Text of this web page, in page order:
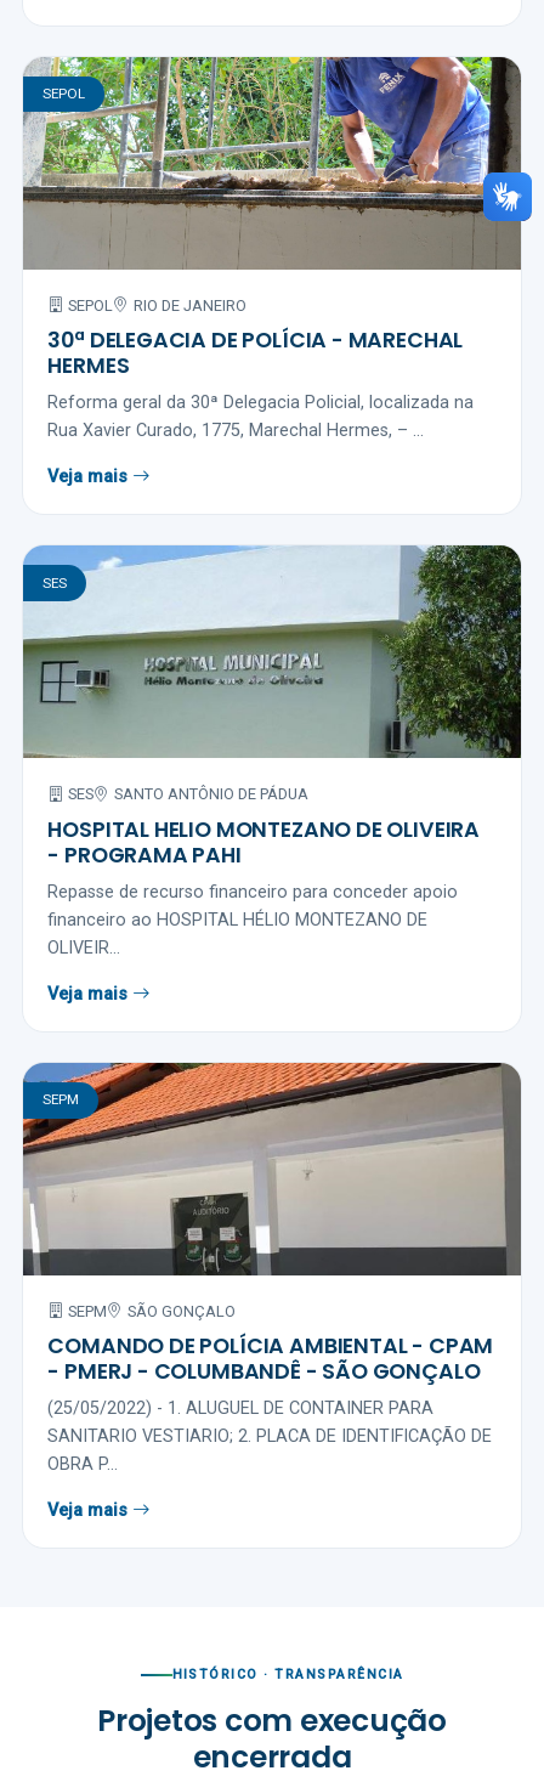
SEPOL
SEPOL RIO DE JANEIRO
30ª DELEGACIA DE POLÍCIA - MARECHAL
HERMES
Reforma geral da 30ª Delegacia Policial, localizada na
Rua Xavier Curado, 1775, Marechal Hermes, – ...
Veja mais
SES
SES SANTO ANTÔNIO DE PÁDUA
HOSPITAL HELIO MONTEZANO DE OLIVEIRA
- PROGRAMA PAHI
Repasse de recurso financeiro para conceder apoio
financeiro ao HOSPITAL HÉLIO MONTEZANO DE
OLIVEIR...
Veja mais
SEPM
SEPM SÃO GONÇALO
COMANDO DE POLÍCIA AMBIENTAL - CPAM
- PMERJ - COLUMBANDÊ - SÃO GONÇALO
(25/05/2022) - 1. ALUGUEL DE CONTAINER PARA
SANITARIO VESTIARIO; 2. PLACA DE IDENTIFICAÇÃO DE
OBRA P...
Veja mais
HISTÓRICO · TRANSPARÊNCIA
Projetos com execução
encerrada